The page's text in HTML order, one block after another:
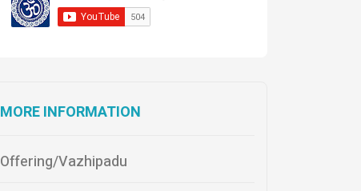
MORE INFORMATION
Offering/Vazhipadu